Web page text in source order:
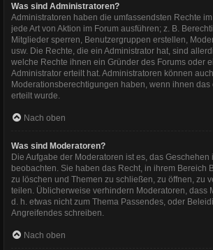
Was sind Administratoren?
Administratoren haben die umfassendsten Rechte
jede Art von Aktion im Forum ausführen; z. B.
Mitglieder sperren, Benutzergruppen erstellen,
usw. Die Rechte, die ein Administrator hat, sind
welche Rechte ihnen ein Gründer des Forums oder
Administrator erteilt hat. Administratoren können
Moderationsberechtigungen haben, wenn ihnen
erteilt wurde.
Nach oben
Was sind Moderatoren?
Die Aufgabe der Moderatoren ist es, das Geschehen
beobachten. Sie haben das Recht, in ihrem Bereich
zu löschen und Themen zu schließen, zu öffnen, zu
teilen. Üblicherweise verhindern Moderatoren, dass
d. h. etwas nicht zum Thema Passendes, oder
Angreifendes schreiben.
Nach oben